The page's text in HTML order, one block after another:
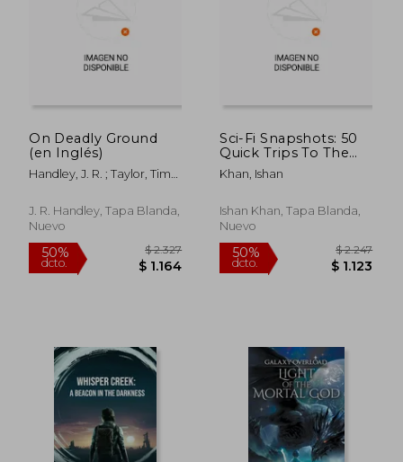
50%
dcto.
50%
dcto.
On Deadly Ground
(en Inglés)
Handley, J. R. ; Taylor, Tim
J. R. Handley, Tapa Blanda,
Nuevo
Sci-Fi Snapshots: 50
Quick Trips To The
Future (en Inglés)
Khan, Ishan
Ishan Khan, Tapa Blanda,
Nuevo